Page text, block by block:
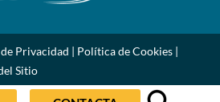
Privacidad | Política de Cookies|
Sitio